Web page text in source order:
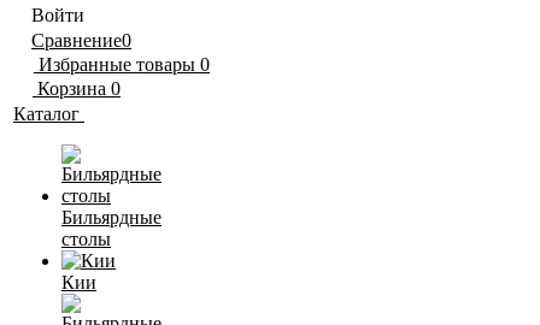
Войти
Сравнение0
Избранные товары 0
Корзина 0
Каталог
Бильярдные
столы
Кии